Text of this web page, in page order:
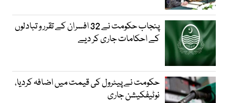
پنجاب حکومت نے 32 افسران کے تقرر و تبادلوں
کے احکامات جاری کر دیے
حکومت نے پیٹرول کی قیمت میں اضافہ کردیا،
نوٹیفکیشن جاری